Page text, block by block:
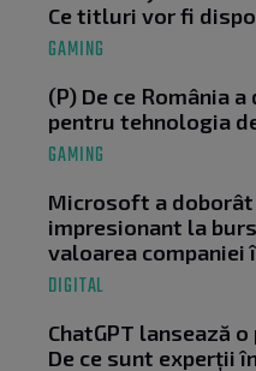
Ce titluri vor fi
GAMING
(P) De ce România
pentru tehnologia
GAMING
Microsoft a doborât
impresionant la
valoarea companiei
DIGITAL
ChatGPT lansează
De ce sunt experții